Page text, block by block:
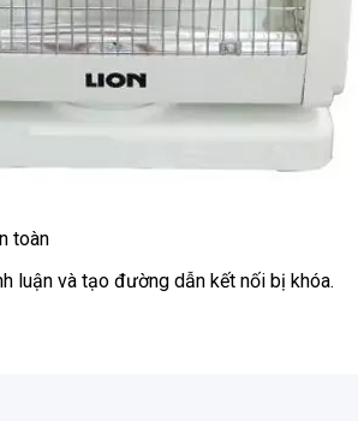
toàn
luận và tạo đường dẫn kết nối bị khóa.